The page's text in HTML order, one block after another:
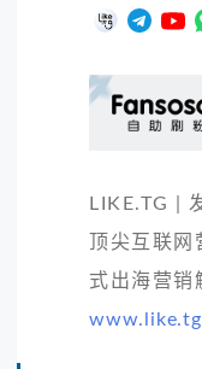
LIKE.TG |
顶尖互联
式出海营销
www.like.tg